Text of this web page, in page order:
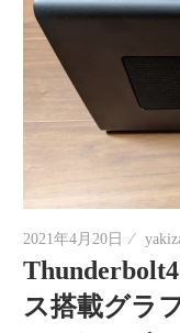
2021年4月20日
ス搭載グラ